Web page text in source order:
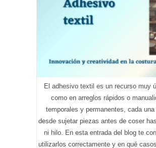
El adhesivo textil es un recurso muy
como en arreglos rápidos o
temporales y permanentes, cada
desde sujetar piezas antes de coser
ni hilo. En esta entrada del blog te
utilizarlos correctamente y en qué